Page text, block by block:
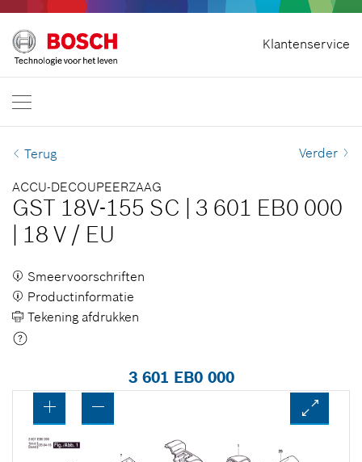
Klantenservice
Contract herroepen
Bosch Professional
Neem contact met ons op
Terug Verder
ACCU-DECOUPEERZAAG
GST 18V-155 SC
3 601 EB0 000
18 V / EU
Smeervoorschriften
Productinformatie
Tekening afdrukken
3 601 EB0 000